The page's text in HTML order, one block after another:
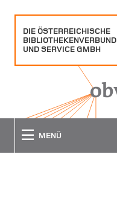
DIE ÖSTERREICHISCHE
BIBLIOTHEKENVERBUND
UND SERVICE GMBH
MENÜ